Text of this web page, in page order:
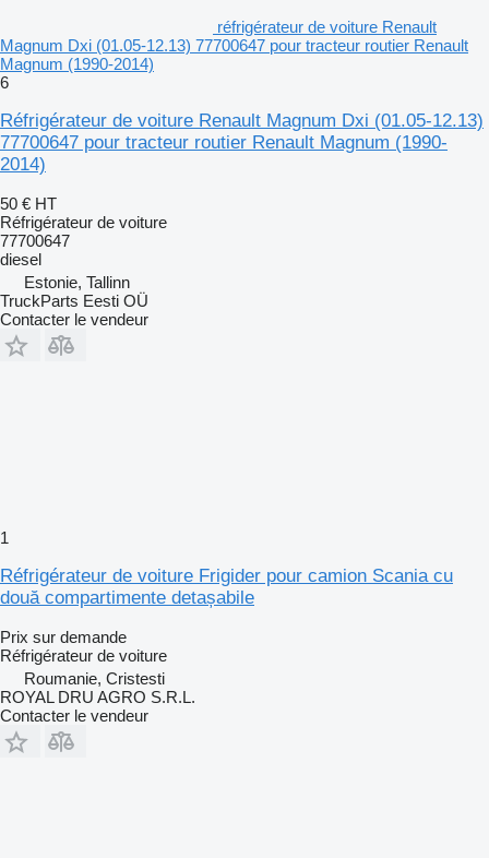
réfrigérateur de voiture Renault
Magnum Dxi (01.05-12.13) 77700647 pour tracteur routier Renault
Magnum (1990-2014)
6
Réfrigérateur de voiture Renault Magnum Dxi (01.05-12.13)
77700647 pour tracteur routier Renault Magnum (1990-
2014)
50 € HT
Réfrigérateur de voiture
77700647
diesel
Estonie, Tallinn
TruckParts Eesti OÜ
Contacter le vendeur
1
Réfrigérateur de voiture Frigider pour camion Scania cu
două compartimente detașabile
Prix sur demande
Réfrigérateur de voiture
Roumanie, Cristesti
ROYAL DRU AGRO S.R.L.
Contacter le vendeur